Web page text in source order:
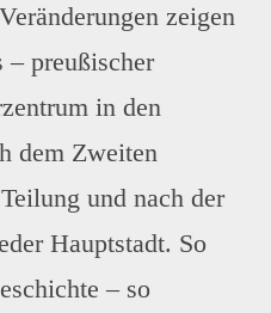
zeigen
– preußischer
in den
dem Zweiten
und nach der
Hauptstadt. So
– so